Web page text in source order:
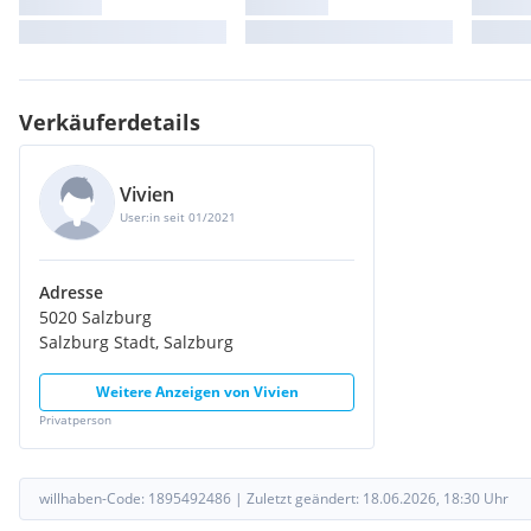
Verkäuferdetails
Vivien
User:in seit 01/2021
Adresse
5020 Salzburg
Salzburg Stadt, Salzburg
Weitere Anzeigen von Vivien
Privatperson
willhaben-Code: 1895492486 | Zuletzt geändert: 18.06.2026, 18:30 Uhr